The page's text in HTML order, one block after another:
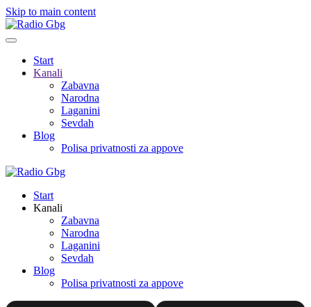
Skip to main content
Start
Kanali
Zabavna
Narodna
Laganini
Sevdah
Blog
Polisa privatnosti za appove
Start
Kanali
Zabavna
Narodna
Laganini
Sevdah
Blog
Polisa privatnosti za appove